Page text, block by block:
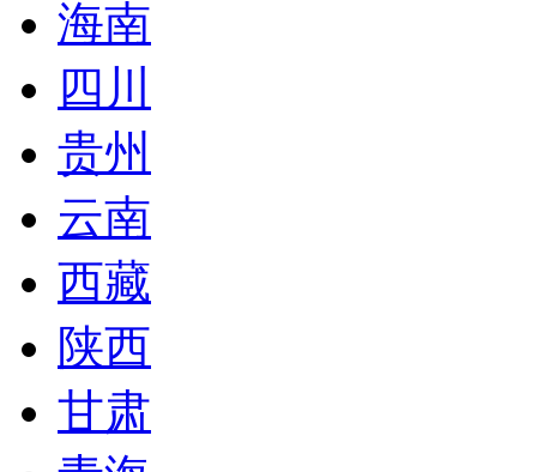
海南
四川
贵州
云南
西藏
陕西
甘肃